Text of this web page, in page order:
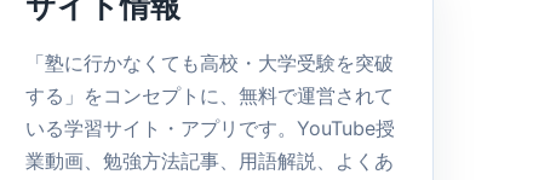
検
「塾に行かなくても高校・大学受験を突破
する」をコンセプトに、無料で運営されて
いる学習サイト・アプリです。YouTube授
業動画、勉強方法記事、用語解説、よくあ